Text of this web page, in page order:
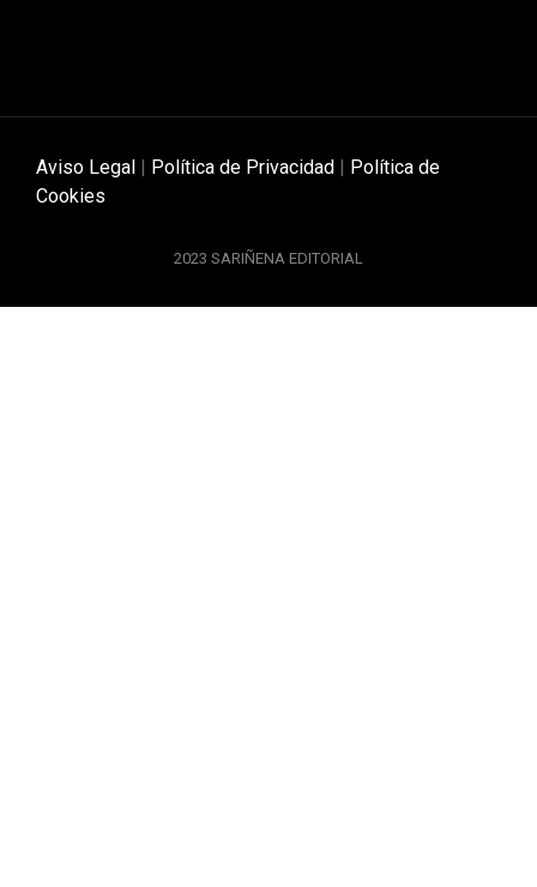
2023 SARIÑENA EDITORIAL
Aviso Legal | Política de Privacidad | Política de
Cookies